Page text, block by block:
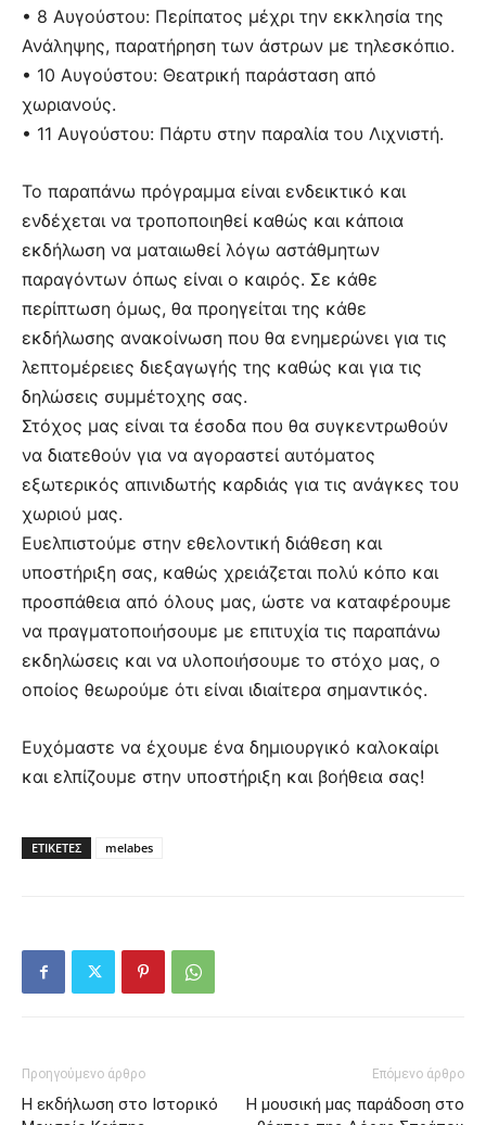
• 8 Αυγούστου: Περίπατος μέχρι την εκκλησία της
Ανάληψης, παρατήρηση των άστρων με τηλεσκόπιο.
• 10 Αυγούστου: Θεατρική παράσταση από
χωριανούς.
• 11 Αυγούστου: Πάρτυ στην παραλία του Λιχνιστή.
Το παραπάνω πρόγραμμα είναι ενδεικτικό και
ενδέχεται να τροποποιηθεί καθώς και κάποια
εκδήλωση να ματαιωθεί λόγω αστάθμητων
παραγόντων όπως είναι ο καιρός. Σε κάθε
περίπτωση όμως, θα προηγείται της κάθε
εκδήλωσης ανακοίνωση που θα ενημερώνει για τις
λεπτομέρειες διεξαγωγής της καθώς και για τις
δηλώσεις συμμέτοχης σας.
Στόχος μας είναι τα έσοδα που θα συγκεντρωθούν
να διατεθούν για να αγοραστεί αυτόματος
εξωτερικός απινιδωτής καρδιάς για τις ανάγκες του
χωριού μας.
Ευελπιστούμε στην εθελοντική διάθεση και
υποστήριξη σας, καθώς χρειάζεται πολύ κόπο και
προσπάθεια από όλους μας, ώστε να καταφέρουμε
να πραγματοποιήσουμε με επιτυχία τις παραπάνω
εκδηλώσεις και να υλοποιήσουμε το στόχο μας, ο
οποίος θεωρούμε ότι είναι ιδιαίτερα σημαντικός.
Ευχόμαστε να έχουμε ένα δημιουργικό καλοκαίρι
και ελπίζουμε στην υποστήριξη και βοήθεια σας!
ΕΤΙΚΕΤΕΣ melabes
Προηγούμενο άρθρο
Η εκδήλωση στο Ιστορικό
Επόμενο άρθρο
Η μουσική μας παράδοση στο